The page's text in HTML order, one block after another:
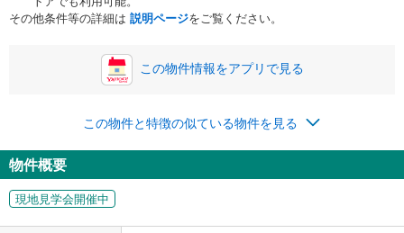
閉じる
ボーナス
0円
ナス時の増額分（1回分）を入力してください。
ボーナス払いの限度額は金融機関によって異なります。
閉じる
月々の返済額
その他条件等の詳細は 説明ページをご覧ください。
この物件情報をアプリで見る
この物件と特徴の似ている物件を見る
物件概要
現地見学会開催中